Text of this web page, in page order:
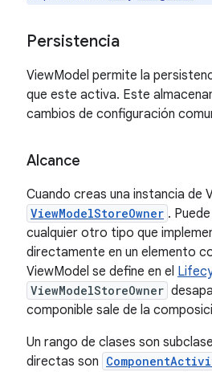
Persistencia
ViewModel permite la
que este activa. Este
cambios de configuración
Alcance
Cuando creas una instancia de
ViewModelStoreOwner .
cualquier otro tipo que
directamente en un elemento
ViewModel se define en el
ViewModelStoreOwner
componible sale de la
Un rango de clases son
directas son